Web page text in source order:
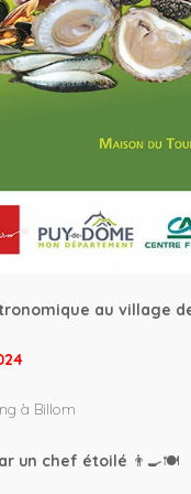
au village
à Billom
un chef étoilé 👨‍🍳🍽️